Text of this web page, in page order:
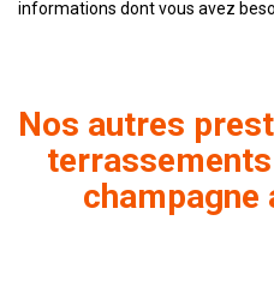
informations dont vous avez
Nos autres
champagne